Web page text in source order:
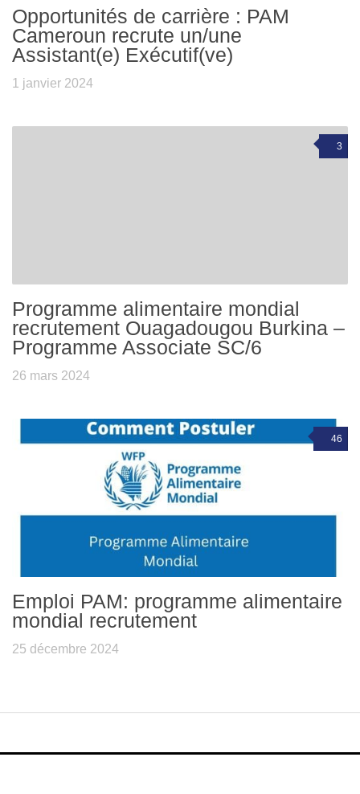
Opportunités de carrière : PAM
Cameroun recrute un/une
Assistant(e) Exécutif(ve)
1 janvier 2024
3
Programme alimentaire mondial
recrutement Ouagadougou Burkina –
Programme Associate SC/6
26 mars 2024
46
Emploi PAM: programme alimentaire
mondial recrutement
25 décembre 2024